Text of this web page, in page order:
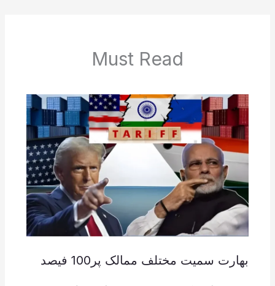
Must Read
بھارت سمیت مختلف ممالک پر100 فیصد